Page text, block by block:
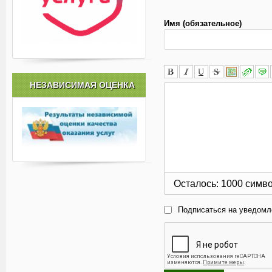
Имя (обязательное)
Осталось: 1000
Подписаться на
НЕЗАВИСИМАЯ ОЦЕНКА